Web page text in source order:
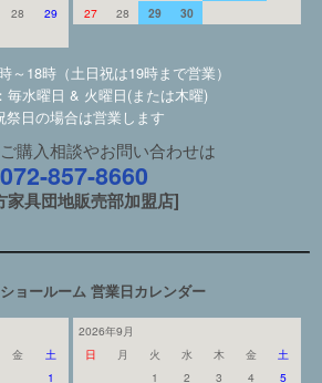
28
29
27
28 29 30
～18時（土日祝は19時まで営業）
毎水曜日 & 火曜日(または木曜)
祭日の場合は営業します
購入相談やお問い合わせは
072-857-8660
家具団地販売部加盟店]
ョールーム 営業日カレンダー
金
土
1
2026年9月
日
月 火 水 木 金
土
1
2 3 4
5